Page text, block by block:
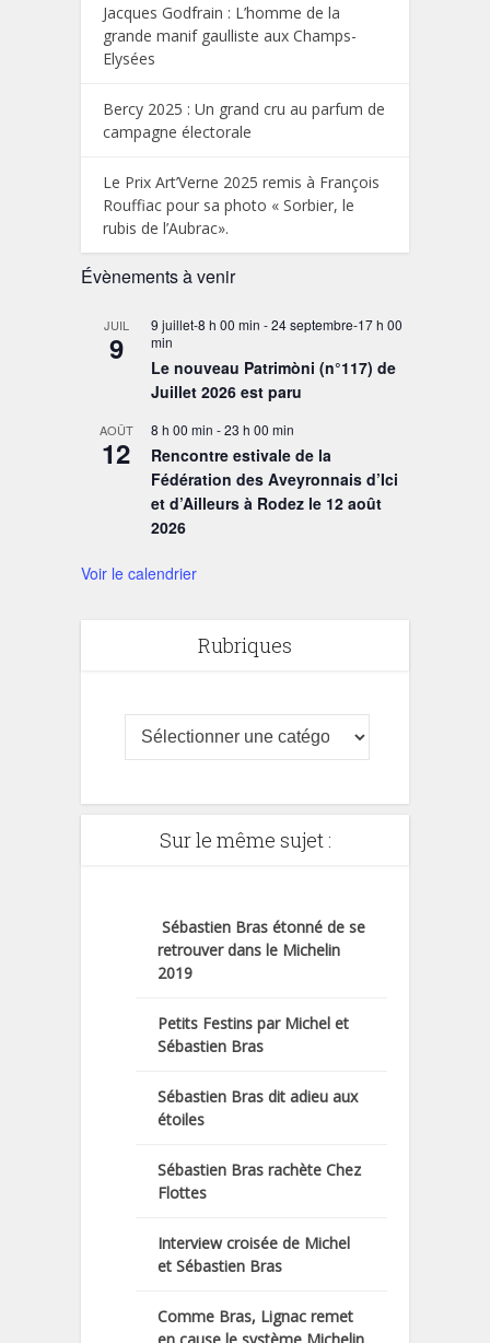
Jacques Godfrain : L’homme de la
grande manif gaulliste aux Champs-
Elysées
Bercy 2025 : Un grand cru au parfum de
campagne électorale
Le Prix Art’Verne 2025 remis à François
Rouffiac pour sa photo « Sorbier, le
rubis de l’Aubrac».
Évènements à venir
JUIL
9
9 juillet-8 h 00 min -24 septembre-17 h 00
min
Le nouveau Patrimòni (n°117) de
Juillet 2026 est paru
AOÛT
12
8 h 00 min -23 h 00 min
Rencontre estivale de la
Fédération des Aveyronnais d’Ici
et d’Ailleurs à Rodez le 12 août
2026
Voir le calendrier
Rubriques
Sur le même sujet :
Sébastien Bras étonné de se
retrouver dans le Michelin
2019
Petits Festins par Michel et
Sébastien Bras
Sébastien Bras dit adieu aux
étoiles
Sébastien Bras rachète Chez
Flottes
Interview croisée de Michel
et Sébastien Bras
Comme Bras, Lignac remet